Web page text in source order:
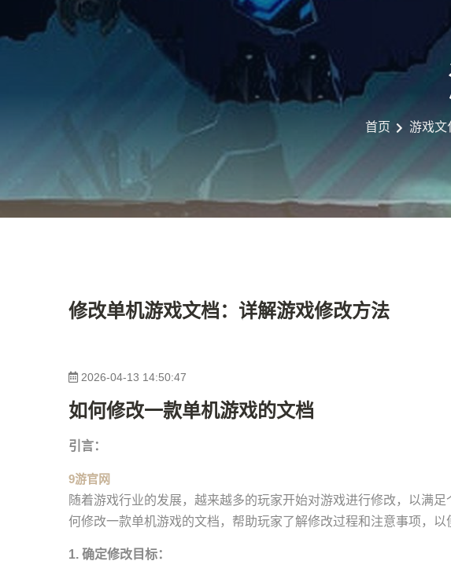
首页 游戏文
修改单机游戏文档：详解游戏修改方法
2026-04-13 14:50:47
如何修改一款单机游戏的文档
引言：
9游官网
随着游戏行业的发展，越来越多的玩家开始对游戏进行修改，以满
何修改一款单机游戏的文档，帮助玩家了解修改过程和注意事项，以
1. 确定修改目标：